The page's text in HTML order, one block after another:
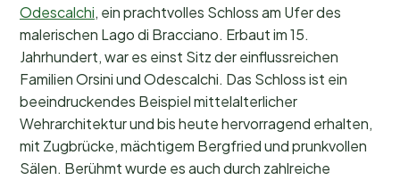
Odescalchi, ein prachtvolles Schloss am Ufer des
malerischen Lago di Bracciano. Erbaut im 15.
Jahrhundert, war es einst Sitz der einflussreichen
Familien Orsini und Odescalchi. Das Schloss ist ein
beeindruckendes Beispiel mittelalterlicher
Wehrarchitektur und bis heute hervorragend erhalten,
mit Zugbrücke, mächtigem Bergfried und prunkvollen
Sälen. Berühmt wurde es auch durch zahlreiche